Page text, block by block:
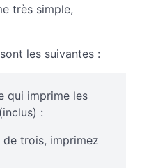
très simple,
les suivantes :
qui imprime les
(inclus) :
de trois, imprimez